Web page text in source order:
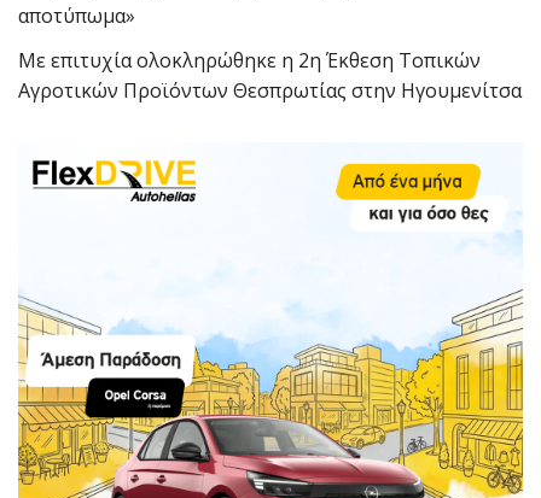
αποτύπωμα»
Με επιτυχία ολοκληρώθηκε η 2η Έκθεση Τοπικών
Αγροτικών Προϊόντων Θεσπρωτίας στην Ηγουμενίτσα